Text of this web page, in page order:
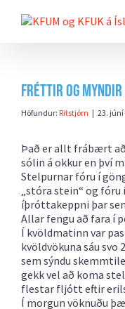
beint
Fréttir og
Höfundur: Ritstjórn | 23. júní
Það er allt frábært
sólin á okkur en því
Stelpurnar fóru í
„stóra stein“ og fóru
íþróttakeppni þar
Allar fengu að fara í
Í kvöldmatinn var
kvöldvökuna sáu svo
sem sýndu
gekk vel að koma
flestar fljótt eftir
Í morgun vöknuðu